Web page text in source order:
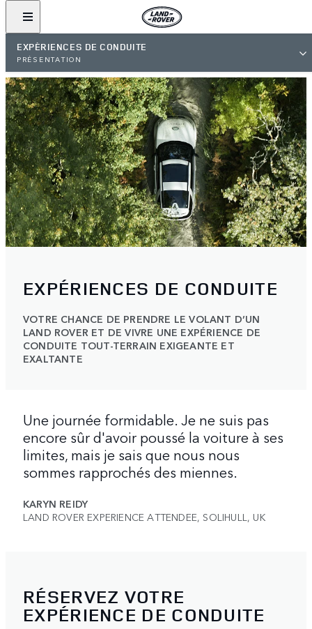
EXPÉRIENCES DE CONDUITE
PRÉSENTATION
EXPÉRIENCES DE CONDUITE
VOTRE CHANCE DE PRENDRE LE VOLANT D’UN
LAND ROVER ET DE VIVRE UNE EXPÉRIENCE DE
CONDUITE TOUT-TERRAIN EXIGEANTE ET
EXALTANTE
Une journée formidable. Je ne suis pas
encore sûr d'avoir poussé la voiture à ses
limites, mais je sais que nous nous
sommes rapprochés des miennes.
KARYN REIDY
LAND ROVER EXPERIENCE ATTENDEE, SOLIHULL, UK
RÉSERVEZ VOTRE
EXPÉRIENCE DE CONDUITE